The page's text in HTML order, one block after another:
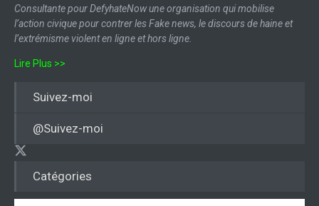
Catégories
Consultante pour DefyhateNow une organisation qui mobilise
l’action civique pour contrer les Fake news, le discours de haine et
l’extrémisme violent en ligne et hors ligne.
Lire Plus >>
Suivez-moi
@Suivez-moi